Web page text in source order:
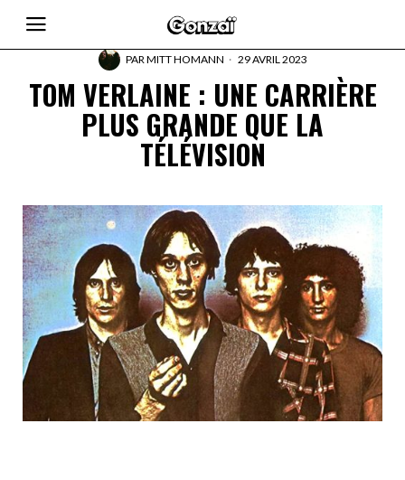
PARMITT HOMANN 29 AVRIL 2023
TOM VERLAINE : UNE CARRIÈRE
PLUS GRANDE QUE LA
TÉLÉVISION